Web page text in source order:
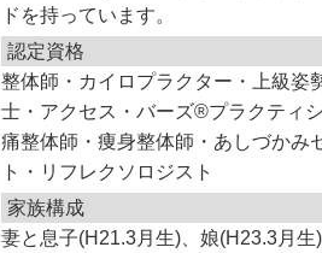
ドを持っています。
認定資格
整体師・カイロプラクター・上級姿
士・アクセス・バーズ®プラクティ
痛整体師・痩身整体師・あしづかみ
ト・リフレクソロジスト
家族構成
妻と息子(H21.3月生)、娘(H23.3月生